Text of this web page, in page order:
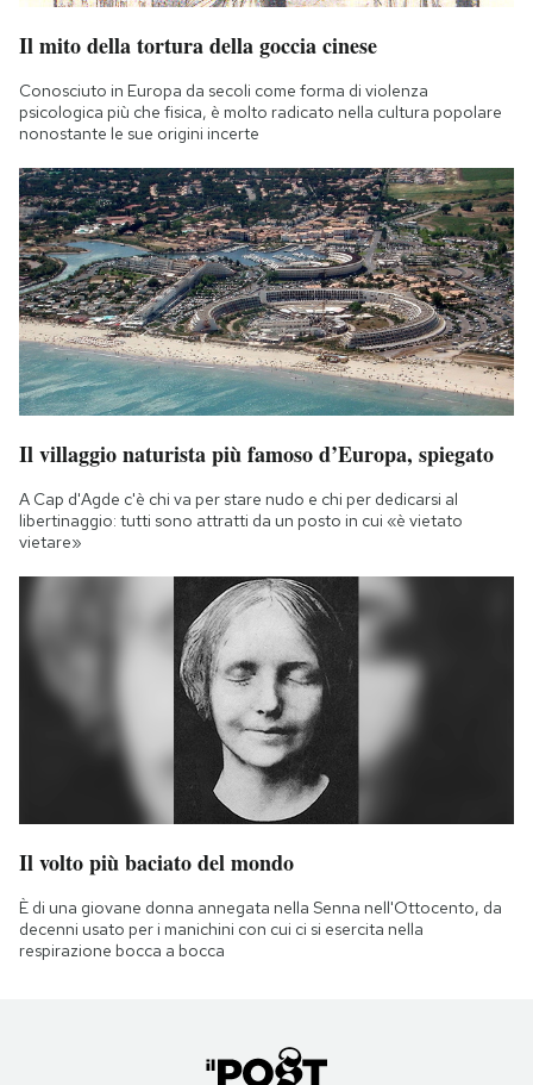
Il mito della tortura della goccia cinese
Conosciuto in Europa da secoli come forma di violenza
psicologica più che fisica, è molto radicato nella cultura popolare
nonostante le sue origini incerte
Il villaggio naturista più famoso d’Europa, spiegato
A Cap d'Agde c'è chi va per stare nudo e chi per dedicarsi al
libertinaggio: tutti sono attratti da un posto in cui «è vietato
vietare»
Il volto più baciato del mondo
È di una giovane donna annegata nella Senna nell'Ottocento, da
decenni usato per i manichini con cui ci si esercita nella
respirazione bocca a bocca